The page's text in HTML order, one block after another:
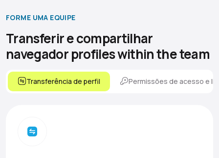
FORME UMA EQUIPE
Transferir e compartilhar
navegadorprofiles within the team
Transferência de perfil Permissões de acesso e